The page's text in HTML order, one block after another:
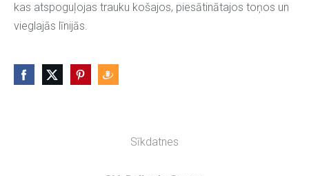
kas atspoguļojas trauku košajos, piesātinātajos toņos un
vieglajās līnijās.
Sīkdatnes